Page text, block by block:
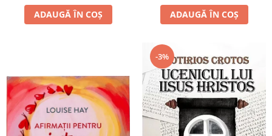
ADAUGĂ ÎN COȘ ADAUGĂ ÎN COȘ
-3%